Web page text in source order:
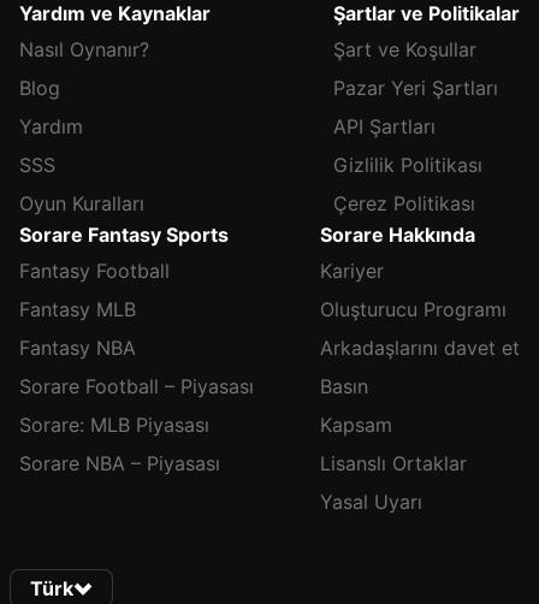
Yardım ve Kaynaklar
Nasıl Oynanır?
Blog
Yardım
SSS
Oyun Kuralları
Şartlar ve Politikalar
Şart ve Koşullar
Pazar Yeri Şartları
API Şartları
Gizlilik Politikası
Çerez Politikası
Sorare Fantasy Sports
Fantasy Football
Fantasy MLB
Fantasy NBA
Sorare Football – Piyasası
Sorare: MLB Piyasası
Sorare NBA – Piyasası
Sorare Hakkında
Kariyer
Oluşturucu Programı
Arkadaşlarını davet et
Basın
Kapsam
Lisanslı Ortaklar
Yasal Uyarı
Türk